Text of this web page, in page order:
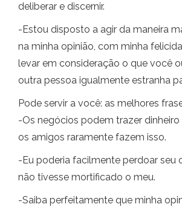
deliberar e discernir.
-Estou disposto a agir da maneira
na minha opinião, com minha
levar em consideração o que você
outra pessoa igualmente estranha
Pode servir a você: as melhores
-Os negócios podem trazer dinheiro
os amigos raramente fazem isso.
-Eu poderia facilmente perdoar seu
não tivesse mortificado o meu.
-Saiba perfeitamente que minha